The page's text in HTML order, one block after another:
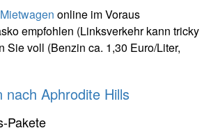
online im Voraus
empfohlen (Linksverkehr kann tricky
Sie voll (Benzin ca. 1,30 Euro/Liter,
nach Aphrodite Hills
Pakete